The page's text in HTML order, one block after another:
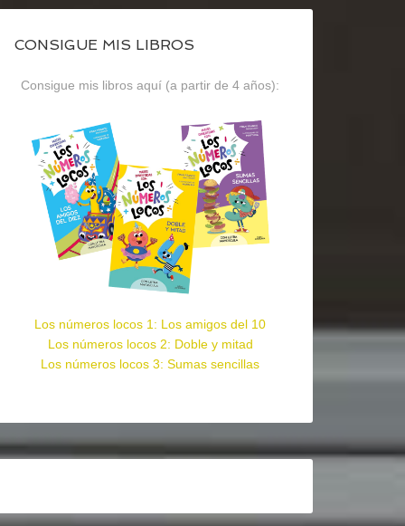
CONSIGUE MIS LIBROS
Consigue mis libros aquí (a partir de 4 años):
Los números locos 1: Los amigos del 10
Los números locos 2: Doble y mitad
Los números locos 3: Sumas sencillas